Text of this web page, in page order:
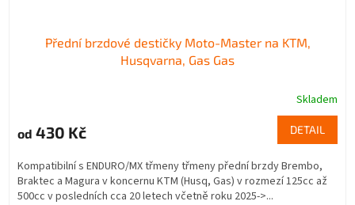
Přední brzdové destičky Moto-Master na KTM,
Husqvarna, Gas Gas
Skladem
od 430 Kč DETAIL
Kompatibilní s ENDURO/MX třmeny třmeny přední brzdy Brembo,
Braktec a Magura v koncernu KTM (Husq, Gas) v rozmezí 125cc až
500cc v posledních cca 20 letech včetně roku 2025->...